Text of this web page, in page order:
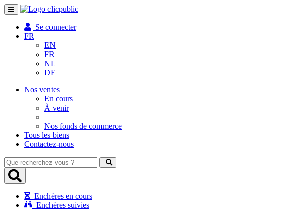
Toggle
navigation
Se connecter
FR
EN
FR
NL
DE
Nos ventes
En cours
À venir
Nos fonds de commerce
Tous les biens
Contactez-nous
Que
recherchez-
vous
Enchères en cours
Enchères suivies